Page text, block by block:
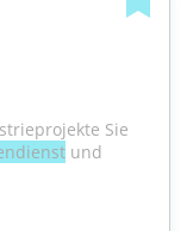
Sie
und